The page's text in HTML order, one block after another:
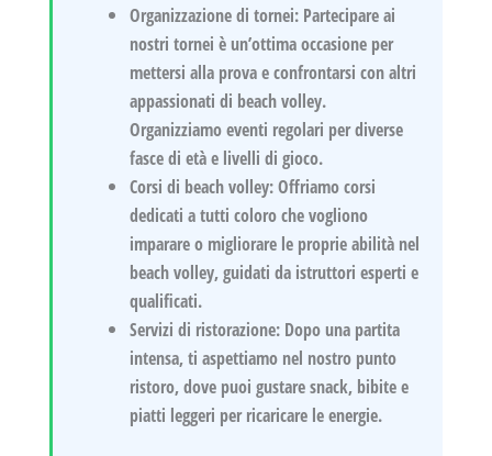
Organizzazione di tornei: Partecipare ai
nostri tornei è un’ottima occasione per
mettersi alla prova e confrontarsi con altri
appassionati di beach volley.
Organizziamo eventi regolari per diverse
fasce di età e livelli di gioco.
Corsi di beach volley: Offriamo corsi
dedicati a tutti coloro che vogliono
imparare o migliorare le proprie abilità nel
beach volley, guidati da istruttori esperti e
qualificati.
Servizi di ristorazione: Dopo una partita
intensa, ti aspettiamo nel nostro punto
ristoro, dove puoi gustare snack, bibite e
piatti leggeri per ricaricare le energie.